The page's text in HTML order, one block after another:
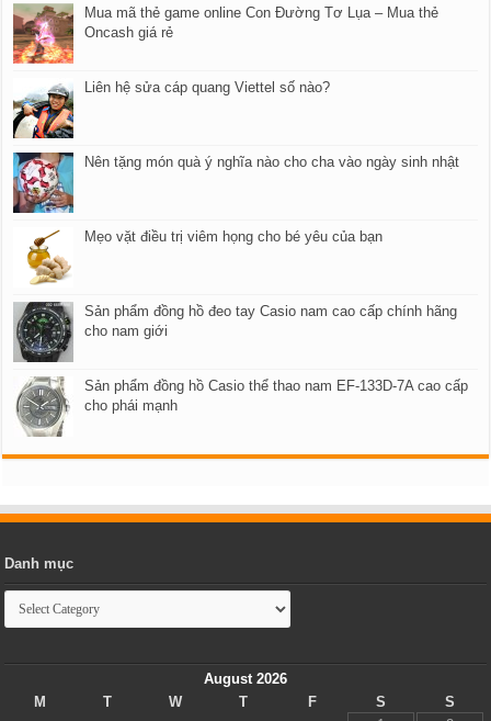
Mua mã thẻ game online Con Đường Tơ Lụa – Mua thẻ
Oncash giá rẻ
Liên hệ sửa cáp quang Viettel số nào?
Nên tặng món quà ý nghĩa nào cho cha vào ngày sinh nhật
Mẹo vặt điều trị viêm họng cho bé yêu của bạn
Sản phẩm đồng hồ đeo tay Casio nam cao cấp chính hãng
cho nam giới
Sản phẩm đồng hồ Casio thể thao nam EF-133D-7A cao cấp
cho phái mạnh
Danh mục
Danh
mục
August 2026
M
T W T F S
S